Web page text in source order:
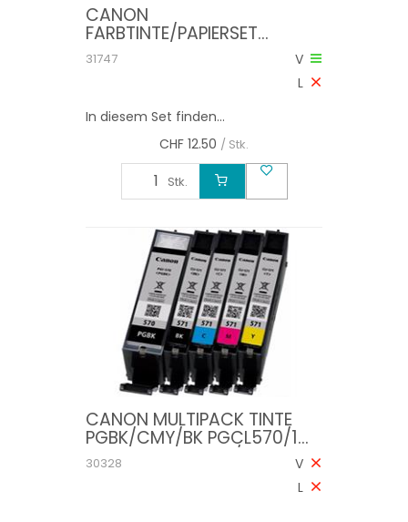
CANON
FARBTINTE/PAPIERSET
10X15CM KP36IP CP 100 36
BLATT
V
L
31747
In diesem Set finden...
CHF 12.50 / Stk.
Stk.
CANON MULTIPACK TINTE
PGBK/CMY/BK PGCL570/1
PIXMA MG5750 15/7ML
V
L
30328